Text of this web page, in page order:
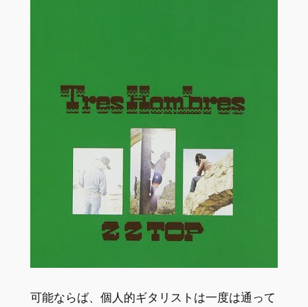
可能ならば、個人的ギタリストは一度は通って